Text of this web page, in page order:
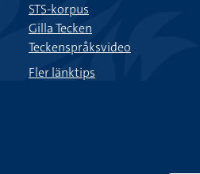
STS-korpus
Gilla Tecken
Teckenspråksvideo
Fler länktips